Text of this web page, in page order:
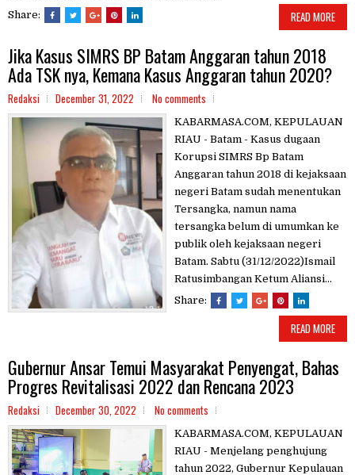
Share:
READ MORE
Jika Kasus SIMRS BP Batam Anggaran tahun 2018
Ada TSK nya, Kemana Kasus Anggaran tahun 2020?
Redaksi December 31, 2022 No comments
KABARMASA.COM, KEPULAUAN
RIAU - Batam - Kasus dugaan
Korupsi SIMRS Bp Batam
Anggaran tahun 2018 di kejaksaan
negeri Batam sudah menentukan
Tersangka, namun nama
tersangka belum di umumkan ke
publik oleh kejaksaan negeri
Batam. Sabtu (31/12/2022)Ismail
Ratusimbangan Ketum Aliansi...
Share:
READ MORE
Gubernur Ansar Temui Masyarakat Penyengat, Bahas
Progres Revitalisasi 2022 dan Rencana 2023
Redaksi December 30, 2022 No comments
KABARMASA.COM, KEPULAUAN
RIAU - Menjelang penghujung
tahun 2022, Gubernur Kepulauan